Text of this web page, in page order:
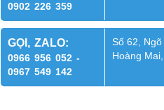
0902 226 359
GỌI, ZALO:
0966 956 052 -
0967 549 142
Số 62,
Hoàng